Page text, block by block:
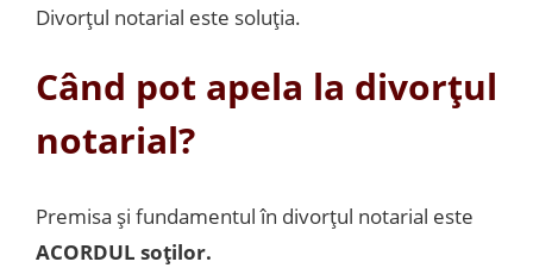
Divorțul notarial este soluția.
Când pot apela la divorțul
notarial?
Premisa și fundamentul în divorțul notarial este
ACORDUL soților.